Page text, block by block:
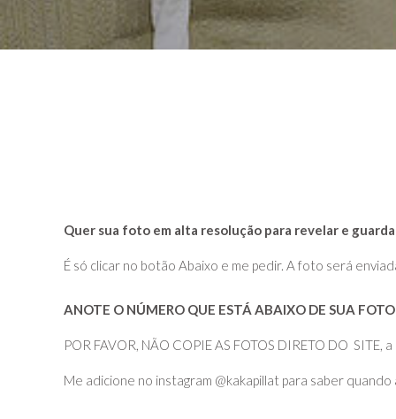
Quer sua foto em alta resolução para revelar e
É só clicar no botão Abaixo e me pedir. A foto será
ANOTE O NÚMERO QUE ESTÁ ABAIXO DE SUA
POR FAVOR, NÃO COPIE AS FOTOS DIRETO DO
Me adicione no instagram @kakapillat para saber